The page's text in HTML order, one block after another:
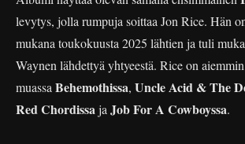
levytys, jolla rumpuja soittaa Jon Rice. Hän
mukana toukokuusta 2025 lähtien ja tuli
Waynen lähdettyä yhtyeestä. Rice on
muassa Behemothissa, Uncle Acid & The
Red Chordissaja Job For A Cowboyssa.